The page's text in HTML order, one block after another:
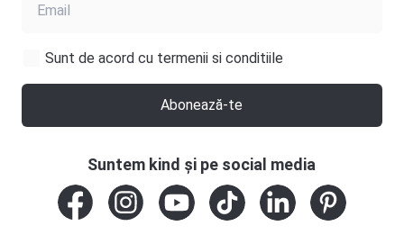
Sunt de acord cu termenii si conditiile
Abonează-te
Suntem kind și pe social media